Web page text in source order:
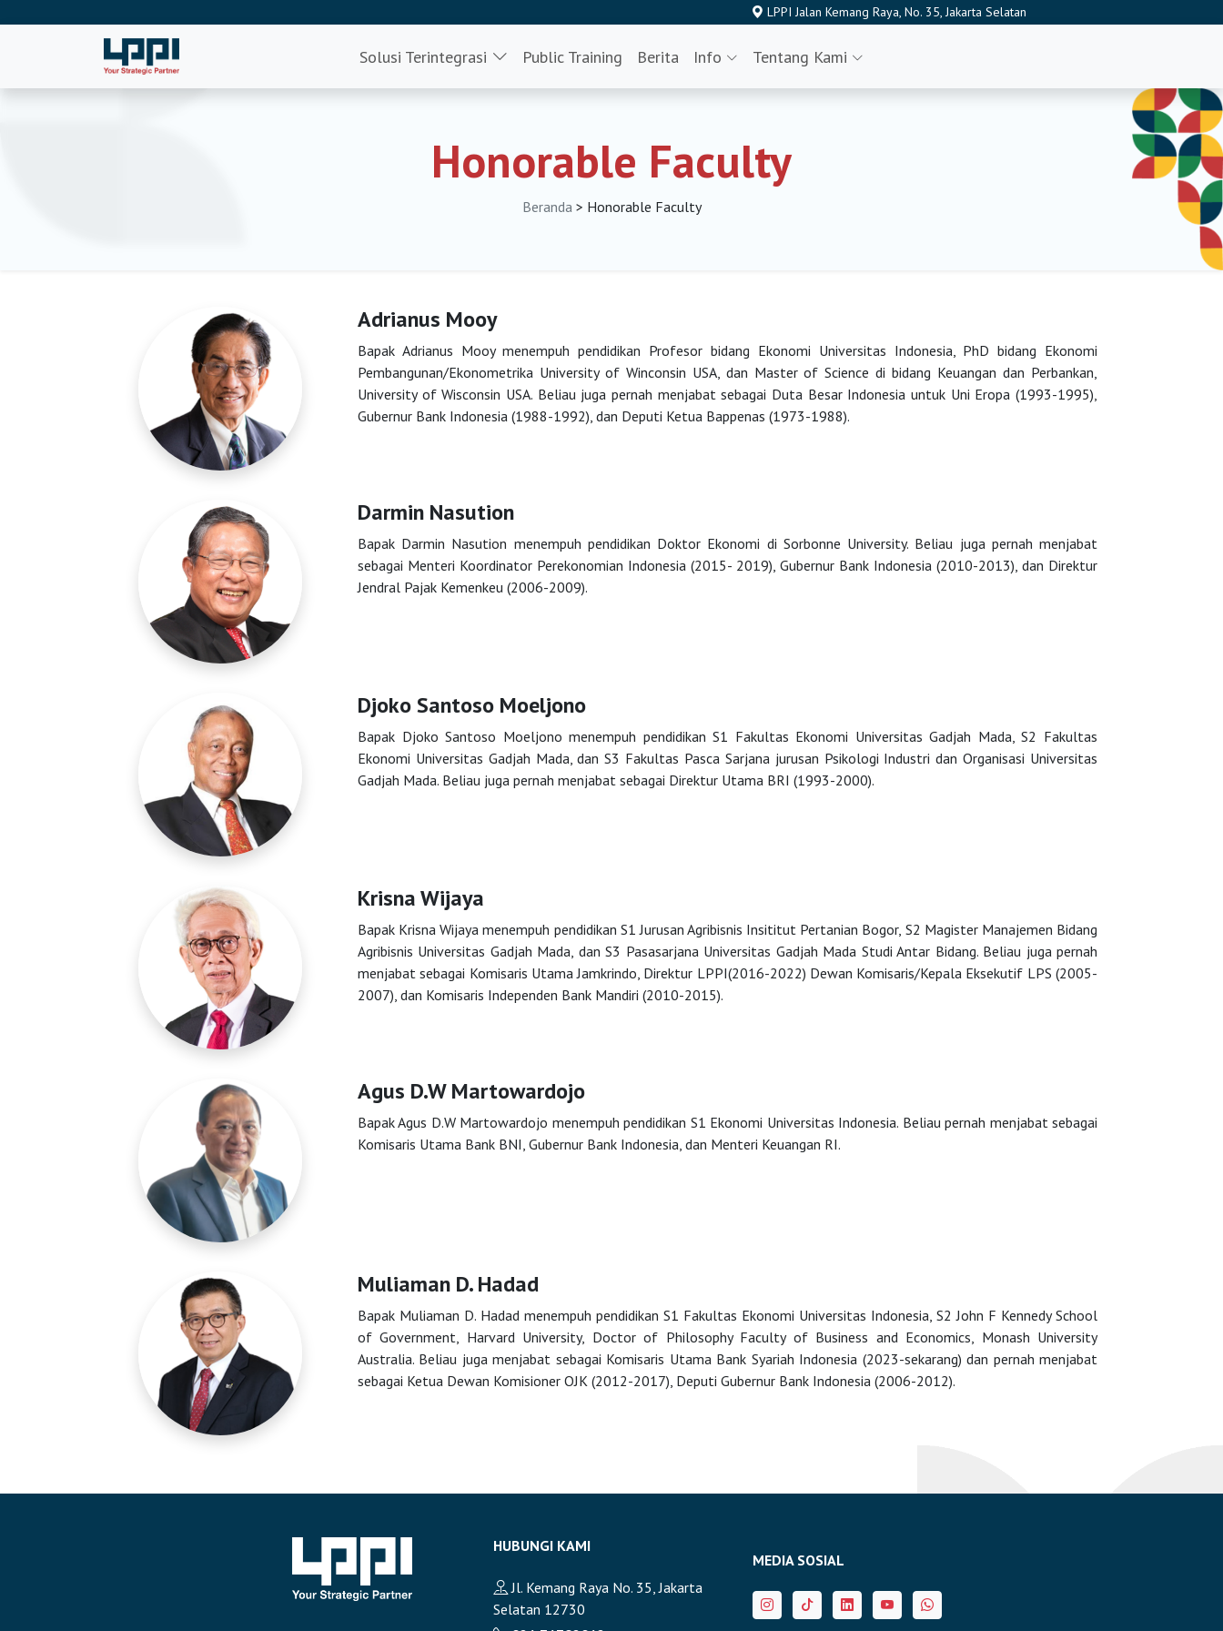
LPPI Jalan Kemang Raya, No. 35, Jakarta Selatan
Solusi Terintegrasi Public Training Berita Info Tentang Kami
Honorable Faculty
Beranda > Honorable Faculty
Adrianus Mooy
Bapak Adrianus Mooy menempuh pendidikan Profesor bidang Ekonomi Universitas Indonesia, PhD bidang Ekonomi
Pembangunan/Ekonometrika University of Winconsin USA, dan Master of Science di bidang Keuangan dan Perbankan,
University of Wisconsin USA. Beliau juga pernah menjabat sebagai Duta Besar Indonesia untuk Uni Eropa (1993-1995),
Gubernur Bank Indonesia (1988-1992), dan Deputi Ketua Bappenas (1973-1988).
Darmin Nasution
Bapak Darmin Nasution menempuh pendidikan Doktor Ekonomi di Sorbonne University. Beliau juga pernah menjabat
sebagai Menteri Koordinator Perekonomian Indonesia (2015- 2019), Gubernur Bank Indonesia (2010-2013), dan Direktur
Jendral Pajak Kemenkeu (2006-2009).
Djoko Santoso Moeljono
Bapak Djoko Santoso Moeljono menempuh pendidikan S1 Fakultas Ekonomi Universitas Gadjah Mada, S2 Fakultas
Ekonomi Universitas Gadjah Mada, dan S3 Fakultas Pasca Sarjana jurusan Psikologi Industri dan Organisasi Universitas
Gadjah Mada. Beliau juga pernah menjabat sebagai Direktur Utama BRI (1993-2000).
Krisna Wijaya
Bapak Krisna Wijaya menempuh pendidikan S1 Jurusan Agribisnis Insititut Pertanian Bogor, S2 Magister Manajemen Bidang
Agribisnis Universitas Gadjah Mada, dan S3 Pasasarjana Universitas Gadjah Mada Studi Antar Bidang. Beliau juga pernah
menjabat sebagai Komisaris Utama Jamkrindo, Direktur LPPI(2016-2022) Dewan Komisaris/Kepala Eksekutif LPS (2005-
2007), dan Komisaris Independen Bank Mandiri (2010-2015).
Agus D.W Martowardojo
Bapak Agus D.W Martowardojo menempuh pendidikan S1 Ekonomi Universitas Indonesia. Beliau pernah menjabat sebagai
Komisaris Utama Bank BNI, Gubernur Bank Indonesia, dan Menteri Keuangan RI.
Muliaman D. Hadad
Bapak Muliaman D. Hadad menempuh pendidikan S1 Fakultas Ekonomi Universitas Indonesia, S2 John F Kennedy School
of Government, Harvard University, Doctor of Philosophy Faculty of Business and Economics, Monash University
Australia. Beliau juga menjabat sebagai Komisaris Utama Bank Syariah Indonesia (2023-sekarang) dan pernah menjabat
sebagai Ketua Dewan Komisioner OJK (2012-2017), Deputi Gubernur Bank Indonesia (2006-2012).
HUBUNGI KAMI
Jl. Kemang Raya No. 35, Jakarta
Selatan 12730
MEDIA SOSIAL